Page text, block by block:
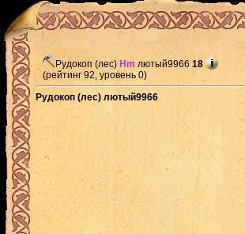
Рудокоп (лес) Hm лютый9966 18
(рейтинг 92, уровень 0)
Рудокоп (лес) лютый9966